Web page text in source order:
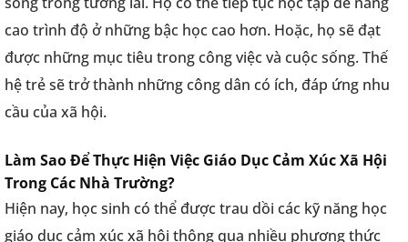
cao trình độ ở những bậc học cao hơn. Hoặc, họ sẽ đạt
được những mục tiêu trong công việc và cuộc sống. Thế
hệ trẻ sẽ trở thành những công dân có ích, đáp ứng nhu
cầu của xã hội.
Làm Sao Để Thực Hiện Việc Giáo Dục Cảm Xúc Xã Hội
Trong Các Nhà Trường?
Hiện nay, học sinh có thể được trau dồi các kỹ năng học
giáo dục cảm xúc xã hội thông qua nhiều phương thức